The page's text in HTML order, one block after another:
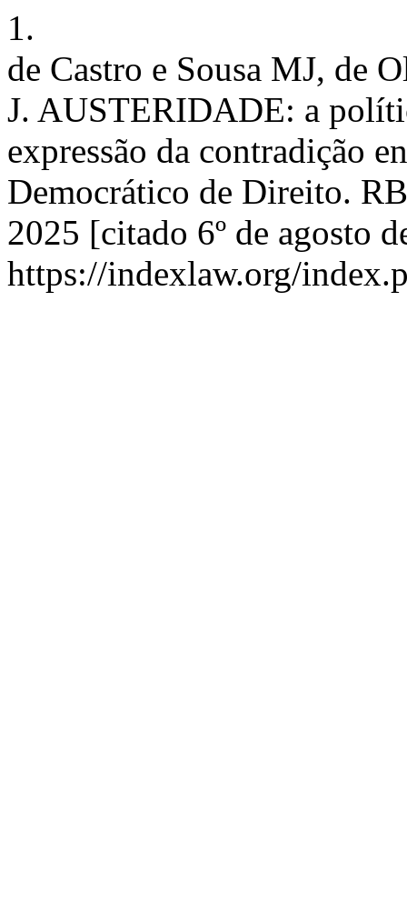
1.
de Castro e Sousa MJ, de
J. AUSTERIDADE: a
expressão da contradição
Democrático de Direito.
2025 [citado 6º de agosto
https://indexlaw.org/